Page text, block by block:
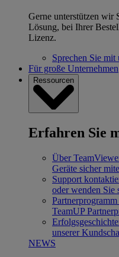
Gerne unterstützen wir
Lösung, bei Ihrer
Lizenz.
Sprechen Sie mit
Für große Unternehmen
Ressourcen
Erfahren Sie
Über
Geräte sicher
Support
oder wenden Sie
Partnerprogramm
TeamUP
unserer
NEWS